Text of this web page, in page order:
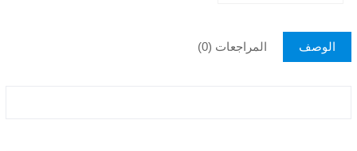
الوصف المراجعات (0)